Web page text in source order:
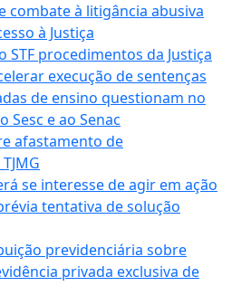
combate à litigância abusiva
à Justiça
STF procedimentos da Justiça
execução de sentenças
de ensino questionam no
Sesc e ao Senac
afastamento de
se interesse de agir em ação
tentativa de solução
previdenciária sobre
privada exclusiva de